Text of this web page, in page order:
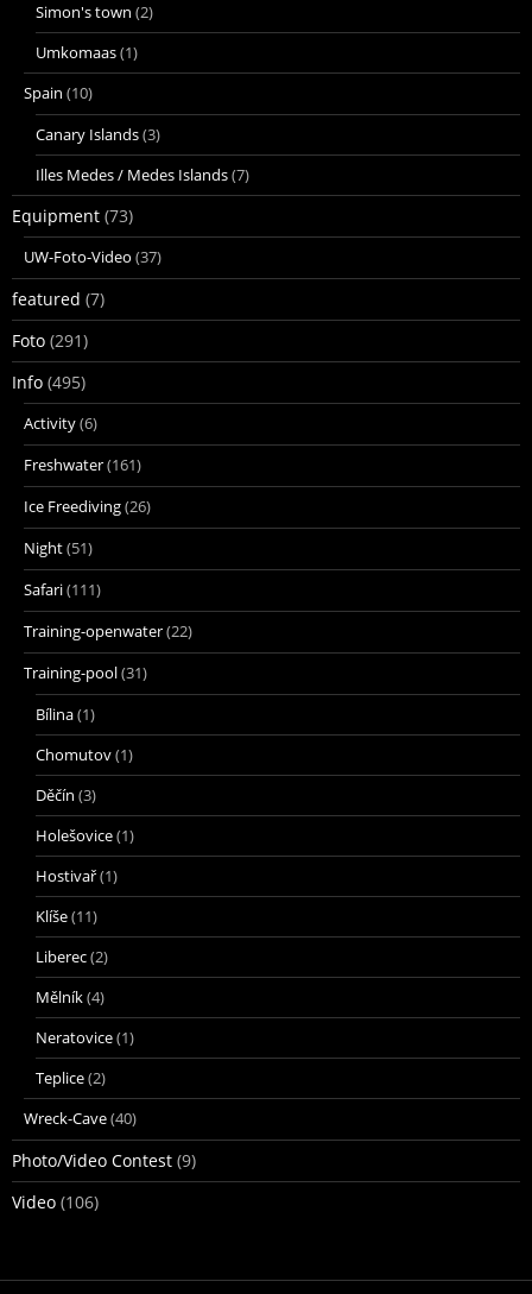
Simon's town (2)
Umkomaas(1)
Spain (10)
Canary Islands(3)
Illes Medes / Medes Islands(7)
Equipment (73)
UW-Foto-Video (37)
featured (7)
Foto (291)
Info (495)
Activity(6)
Freshwater(161)
Ice Freediving(26)
Night(51)
Safari(111)
Training-openwater(22)
Training-pool(31)
Bílina(1)
Chomutov(1)
Děčín (3)
Holešovice(1)
Hostivař(1)
Klíše(11)
Liberec(2)
Mělník(4)
Neratovice(1)
Teplice(2)
Wreck-Cave(40)
Photo/Video Contest (9)
Video (106)